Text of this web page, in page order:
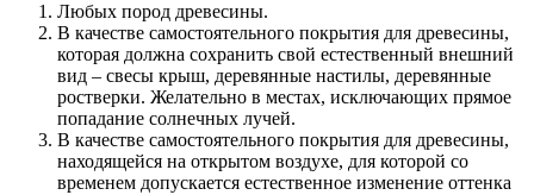
Любых пород древесины.
В качестве самостоятельного покрытия для древесины,
которая должна сохранить свой естественный внешний
вид – свесы крыш, деревянные настилы, деревянные
ростверки. Желательно в местах, исключающих прямое
попадание солнечных лучей.
В качестве самостоятельного покрытия для древесины,
находящейся на открытом воздухе, для которой со
временем допускается естественное изменение оттенка